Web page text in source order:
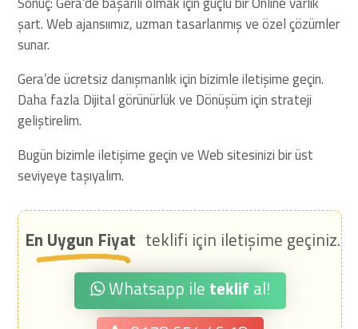
şart. Web ajansıımız, uzman tasarlanmış ve özel çözümler
sunar.
Gera’de ücretsiz danışmanlık için bizimle iletişime geçin.
Daha fazla Dijital görünürlük ve Dönüşüm için strateji
geliştirelim.
Bugün bizimle iletişime geçin ve Web sitesinizi bir üst
seviyeye taşıyalım.
En Uygun Fiyat teklifi için iletişime geçiniz.
Whatsapp ile teklif al!